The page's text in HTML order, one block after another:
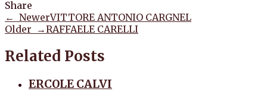
Share
← NewerVITTORE ANTONIO CARGNEL
Older →RAFFAELE CARELLI
Related Posts
ERCOLE CALVI